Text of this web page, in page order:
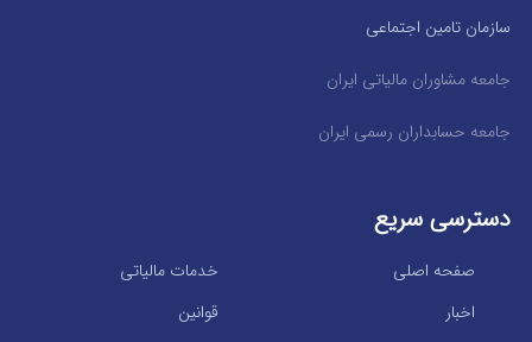
سازمان تامین اجتماعی
جامعه مشاوران مالیاتی ایران
جامعه حسابداران رسمی ایران
دسترسی سریع
خدمات مالیاتی
صفحه اصلی
قوانین
اخبار